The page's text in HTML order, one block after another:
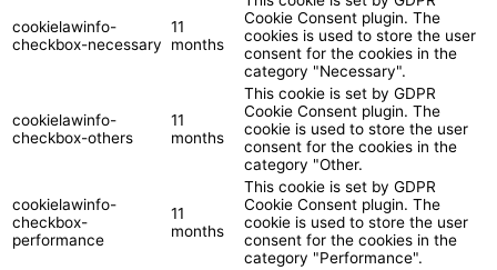
cookielawinfo-
checkbox-necessary
11
months
Cookie Consent plugin. The
cookies is used to store the user
consent for the cookies in the
category "Necessary".
cookielawinfo-
checkbox-others
11
months
This cookie is set by GDPR
Cookie Consent plugin. The
cookie is used to store the user
consent for the cookies in the
category "Other.
cookielawinfo-
checkbox-
performance
11
months
This cookie is set by GDPR
Cookie Consent plugin. The
cookie is used to store the user
consent for the cookies in the
category "Performance".